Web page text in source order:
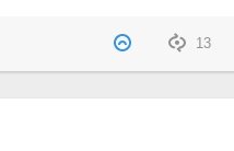
13